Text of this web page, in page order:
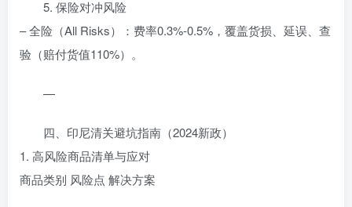
5. 保险对冲风险
– 全险（All Risks）：费率0.3%-0.5%，覆盖货损、延误、查
验（赔付货值110%）。
—
四、印尼清关避坑指南（2024新政）
1. 高风险商品清单与应对
商品类别 风险点 解决方案